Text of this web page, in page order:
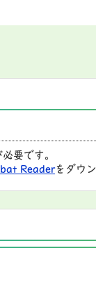
必要です。
Readerをダウ